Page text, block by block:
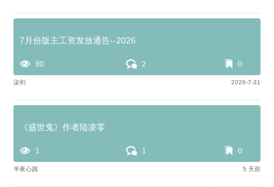
7月份版主工资发放通告--2026
80 2 0
柒剑 2026-7-31
《盛世鬼》作者陆凌零
1 1 0
半夜心跳 5 天前